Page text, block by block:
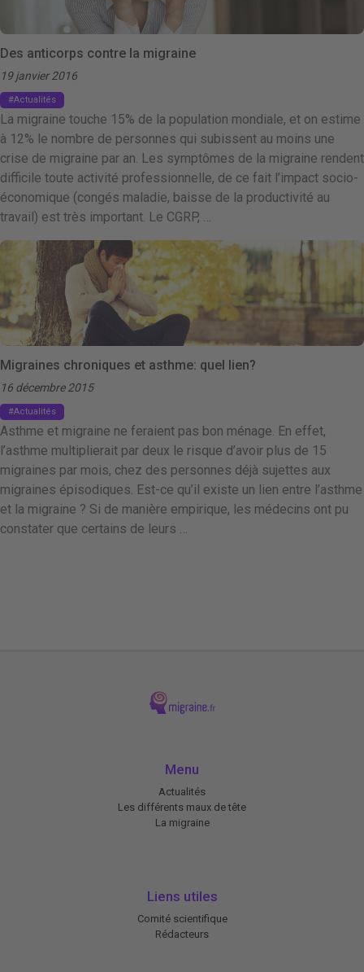
Des anticorps contre la migraine
19 janvier 2016
Actualités
La migraine touche 15% de la population mondiale, et on estime
à 12% le nombre de personnes qui subissent au moins une
crise de migraine par an. Les symptômes de la migraine rendent
difficile toute activité professionnelle, de ce fait l’impact socio-
économique (congés maladie, baisse de la productivité au
travail) est très important. Le CGRP, …
Migraines chroniques et asthme: quel lien?
16 décembre 2015
Actualités
Asthme et migraine ne feraient pas bon ménage. En effet,
l’asthme multiplierait par deux le risque d’avoir plus de 15
migraines par mois, chez des personnes déjà sujettes aux
migraines épisodiques. Est-ce qu’il existe un lien entre l’asthme
et la migraine ? Si de manière empirique, les médecins ont pu
constater que certains de leurs …
Menu
Actualités
Les différents maux de tête
La migraine
Liens utiles
Comité scientifique
Rédacteurs